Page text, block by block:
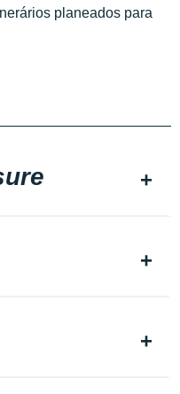
planeados para